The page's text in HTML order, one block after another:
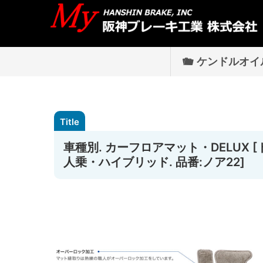
ケンドルオイ
車種別. カーフロアマット・DELUX
人乗・ハイブリッド. 品番:ノア22]